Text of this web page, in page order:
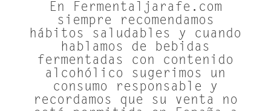
En Fermentaljarafe.com
siempre recomendamos
hábitos saludables y cuando
hablamos de bebidas
fermentadas con contenido
alcohólico sugerimos un
consumo responsable y
recordamos que su venta no